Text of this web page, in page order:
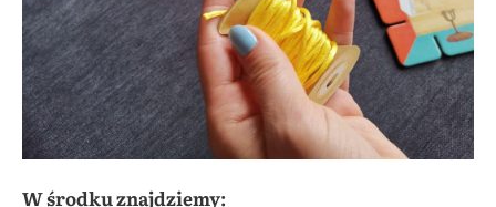
W środku znajdziemy: